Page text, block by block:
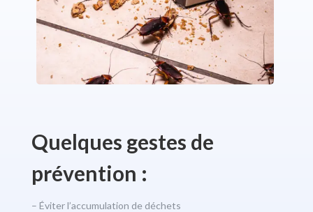
Quelques gestes de
prévention :
– Éviter l’accumulation de déchets